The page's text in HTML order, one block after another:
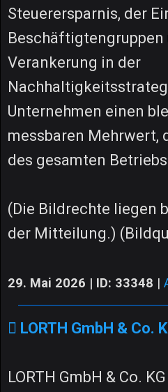
Steuerersparnis, der
Beschäftigtengruppen
Verankerung in der
Unternehmen einen
messbaren Mehrwert,
des gesamten
(Die Bildrechte liegen
der Mitteilung.)
29. Mai 2026 | ID: 33348 |
LORTH GmbH & Co.
LORTH GmbH & Co. KG